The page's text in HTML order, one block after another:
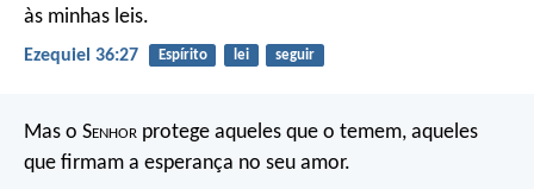
às minhas leis.
Ezequiel 36:27 Espírito lei seguir
Mas o Senhor protege aqueles que o temem, aqueles
que firmam a esperança no seu amor.